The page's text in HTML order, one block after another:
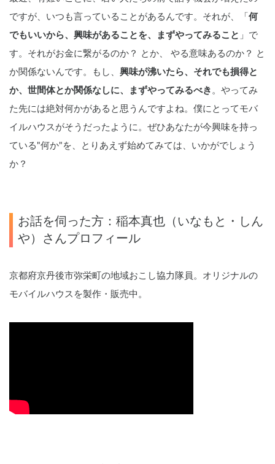
ですが、いつも言っていることがあるんです。それが、「 何
でもいいから、興味があることを、まずやってみること 」で
す。それがお金に繋がるのか？ とか、 やる意味あるのか？ と
か関係ないんです。もし、 興味が沸いたら、それでも損得と
か、世間体とか関係なしに、まずやってみるべき 。やってみ
た先には絶対何かがあると思うんですよね。僕にとってモバ
イルハウスがそうだったように。ぜひあなたが今興味を持っ
ている"何か"を、とりあえず始めてみては、いかがでしょう
か？
お話を伺った方：稲本真也（いなもと・しん
や）さんプロフィール
京都府京丹後市弥栄町の地域おこし協力隊員。オリジナルの
モバイルハウスを製作・販売中。